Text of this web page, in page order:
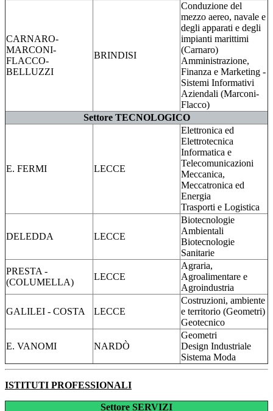
CARNARO-
MARCONI-
FLACCO-
BELLUZZI
BRINDISI
Conduzione del
mezzo aereo, navale e
degli apparati e degli
impianti marittimi
(Carnaro)
Amministrazione,
Finanza e Marketing -
Sistemi Informativi
Aziendali (Marconi-
Flacco)
Settore TECNOLOGICO
E. FERMI LECCE
Elettronica ed
Elettrotecnica
Informatica e
Telecomunicazioni
Meccanica,
Meccatronica ed
Energia
Trasporti e Logistica
DELEDDA LECCE
Biotecnologie
Ambientali
Biotecnologie
Sanitarie
PRESTA -
(COLUMELLA)
LECCE
Agraria,
Agroalimentare e
Agroindustria
GALILEI - COSTA LECCE
Costruzioni, ambiente
e territorio (Geometri)
Geotecnico
E. VANOMI NARDÒ
Geometri
Design Industriale
Sistema Moda
ISTITUTI PROFESSIONALI
Settore SERVIZI